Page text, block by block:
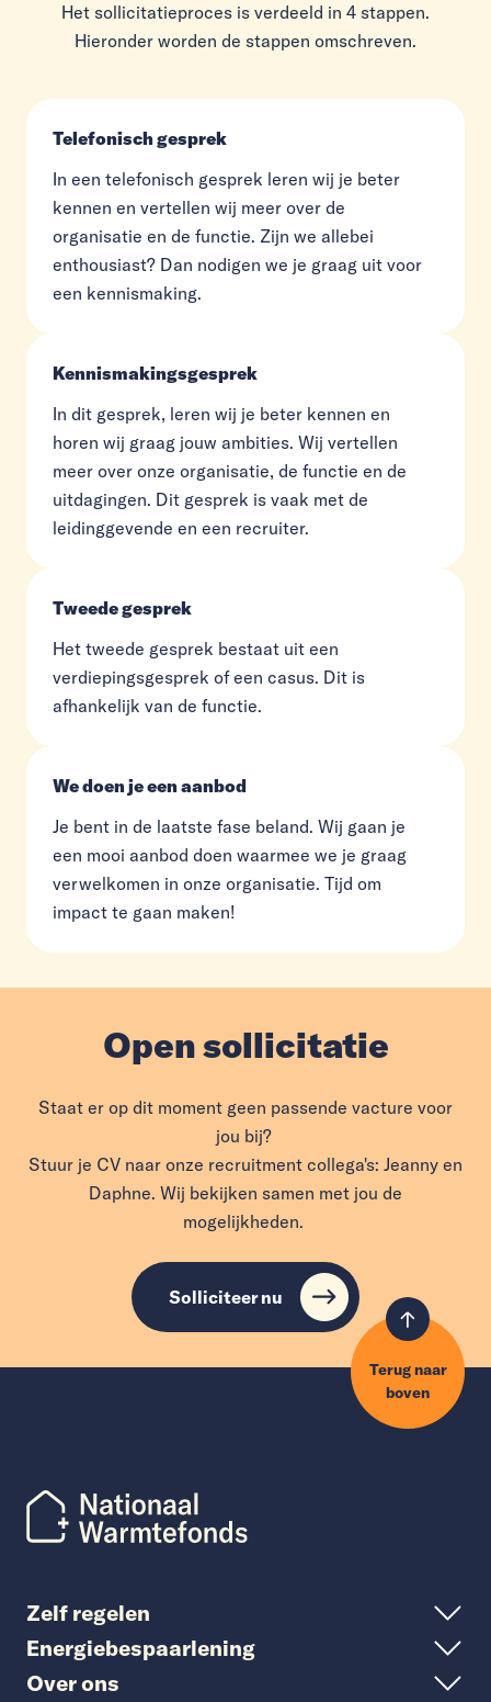
Het sollicitatieproces is verdeeld in 4 stappen.
Hieronder worden de stappen omschreven.
Telefonisch gesprek
In een telefonisch gesprek leren wij je beter
kennen en vertellen wij meer over de
organisatie en de functie. Zijn we allebei
enthousiast? Dan nodigen we je graag uit voor
een kennismaking.
Kennismakingsgesprek
In dit gesprek, leren wij je beter kennen en
horen wij graag jouw ambities. Wij vertellen
meer over onze organisatie, de functie en de
uitdagingen. Dit gesprek is vaak met de
leidinggevende en een recruiter.
Tweede gesprek
Het tweede gesprek bestaat uit een
verdiepingsgesprek of een casus. Dit is
afhankelijk van de functie.
We doen je een aanbod
Je bent in de laatste fase beland. Wij gaan je
een mooi aanbod doen waarmee we je graag
verwelkomen in onze organisatie. Tijd om
impact te gaan maken!
Open sollicitatie
Staat er op dit moment geen passende vacture voor
jou bij?
Stuur je CV naar onze recruitment collega's: Jeanny en
Daphne. Wij bekijken samen met jou de
mogelijkheden.
Solliciteer nu
Terug naar
boven
Zelf regelen
Energiebespaarlening
Over ons